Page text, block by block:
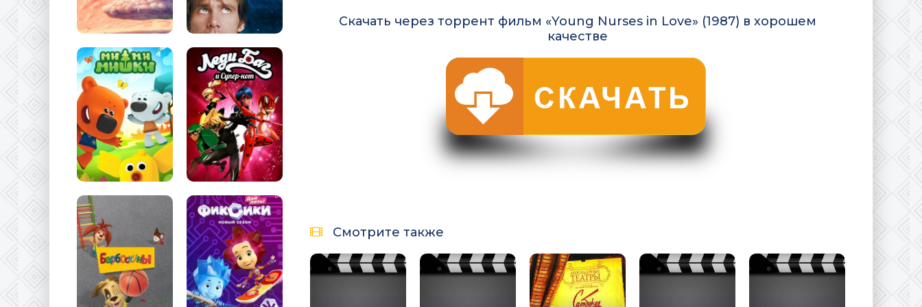
Скачать через торрент фильм «Young Nurses in Love» (1987) в хорошем
качестве
Смотрите также